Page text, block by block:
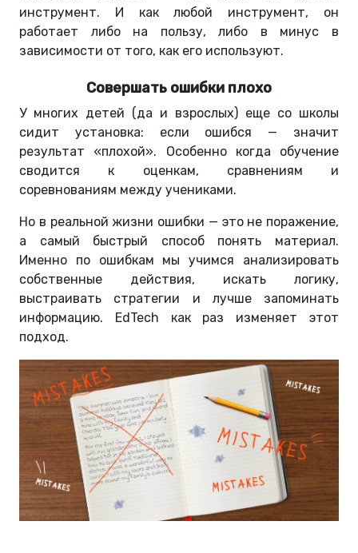
инструмент. И как любой инструмент, он
работает либо на пользу, либо в минус в
зависимости от того, как его используют.
Совершать ошибки плохо
У многих детей (да и взрослых) еще со школы
сидит установка: если ошибся — значит
результат «плохой». Особенно когда обучение
сводится к оценкам, сравнениям и
соревнованиям между учениками.
Но в реальной жизни ошибки — это не поражение,
а самый быстрый способ понять материал.
Именно по ошибкам мы учимся анализировать
собственные действия, искать логику,
выстраивать стратегии и лучше запоминать
информацию. EdTech как раз изменяет этот
подход.